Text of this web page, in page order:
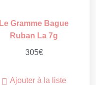
Le Gramme Bague
Ruban La 7g
305€
Ajouter à la liste